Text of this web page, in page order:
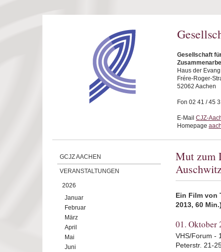
Gesellschaft
Haus der
Frére-Roger-
52062 Aachen
Fon 02 41 / 45
E-Mail CJZ-
Homepage
GCJZ AACHEN
VERANSTALTUNGEN
2026
Januar
Februar
März
April
Mai
Juni
Mut zum
Ein Film von
2013, 60
01. Oktober
VHS/Forum -
Peterstr. 21-